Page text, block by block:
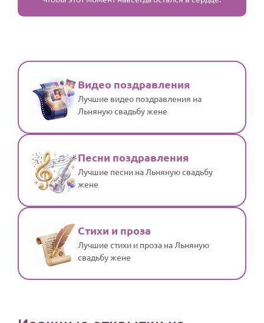
Видео поздравления
Лучшие видео поздравления на
Льняную свадьбу жене
Песни поздравления
Лучшие песни на Льняную свадьбу
жене
Стихи и проза
Лучшие стихи и проза на Льняную
свадьбу жене